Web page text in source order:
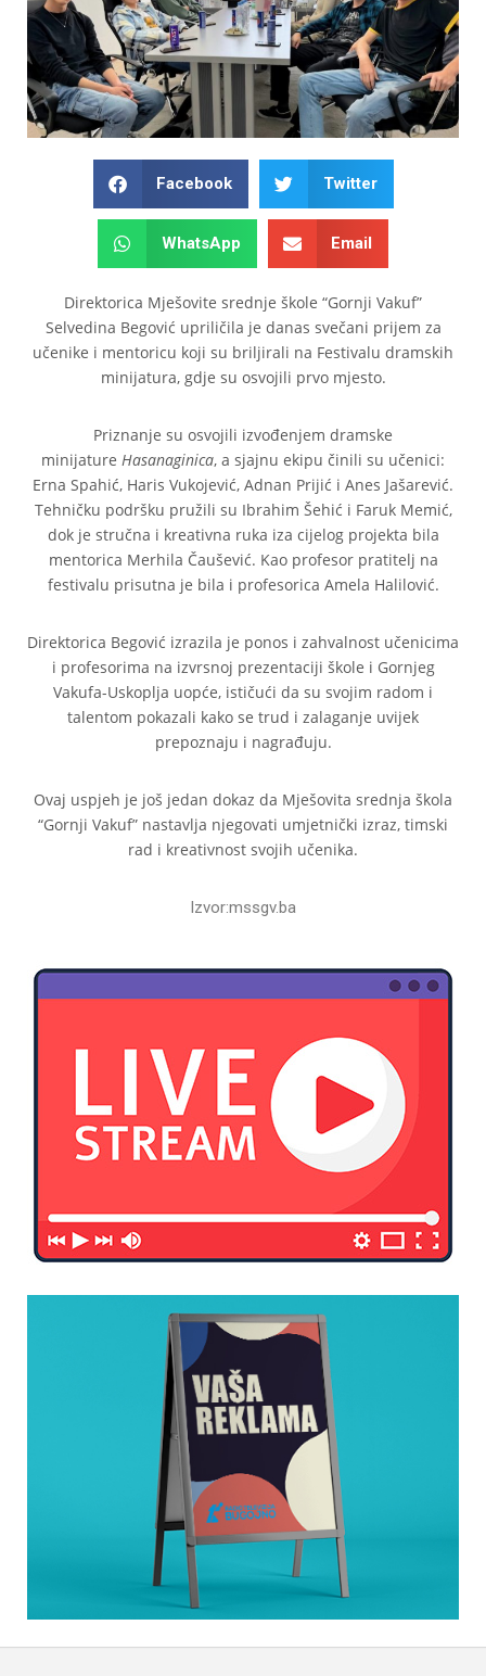
Facebook Twitter
WhatsApp Email
Direktorica Mješovite srednje škole “Gornji Vakuf”
Selvedina Begović upriličila je danas svečani prijem za
učenike i mentoricu koji su briljirali na Festivalu dramskih
minijatura, gdje su osvojili prvo mjesto.
Priznanje su osvojili izvođenjem dramske
minijature Hasanaginica, a sjajnu ekipu činili su učenici:
Erna Spahić, Haris Vukojević, Adnan Prijić i Anes Jašarević.
Tehničku podršku pružili su Ibrahim Šehić i Faruk Memić,
dok je stručna i kreativna ruka iza cijelog projekta bila
mentorica Merhila Čaušević. Kao profesor pratitelj na
festivalu prisutna je bila i profesorica Amela Halilović.
Direktorica Begović izrazila je ponos i zahvalnost učenicima
i profesorima na izvrsnoj prezentaciji škole i Gornjeg
Vakufa-Uskoplja uopće, ističući da su svojim radom i
talentom pokazali kako se trud i zalaganje uvijek
prepoznaju i nagrađuju.
Ovaj uspjeh je još jedan dokaz da Mješovita srednja škola
“Gornji Vakuf” nastavlja njegovati umjetnički izraz, timski
rad i kreativnost svojih učenika.
Izvor:mssgv.ba